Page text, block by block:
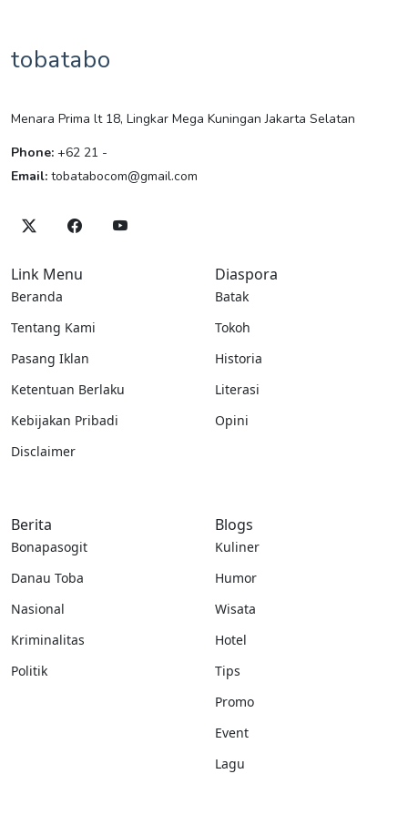
tobatabo
Menara Prima lt 18, Lingkar Mega Kuningan Jakarta Selatan
Phone: +62 21 -
Email: tobatabocom@gmail.com
Link Menu
Beranda
Tentang Kami
Pasang Iklan
Ketentuan Berlaku
Kebijakan Pribadi
Disclaimer
Diaspora
Batak
Tokoh
Historia
Literasi
Opini
Berita
Bonapasogit
Danau Toba
Nasional
Kriminalitas
Politik
Blogs
Kuliner
Humor
Wisata
Hotel
Tips
Promo
Event
Lagu